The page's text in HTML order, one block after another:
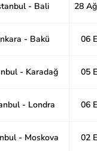
- Bali 28
- Bakü 06
- Karadağ 05
- Londra 06
- Moskova 02